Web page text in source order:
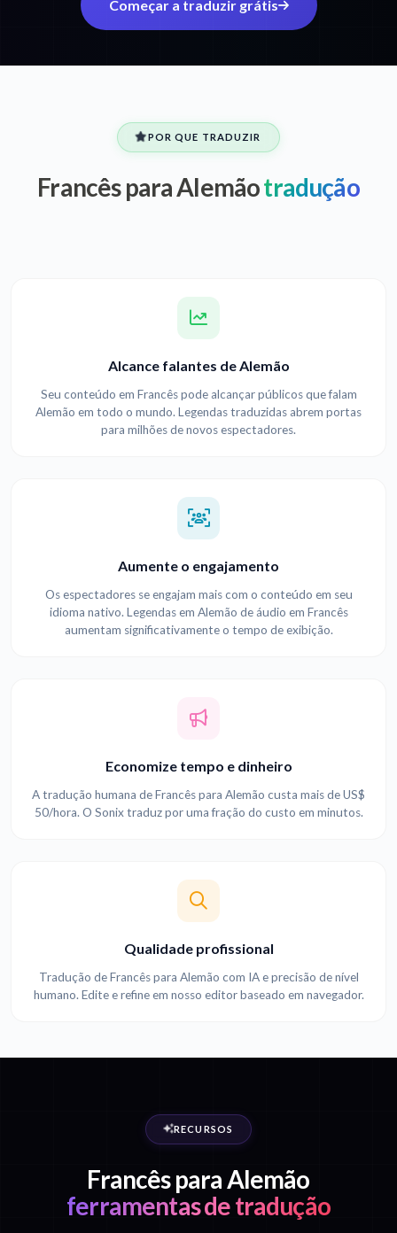
Começar a traduzir grátis
POR QUE TRADUZIR
Francês para Alemãotradução
Alcance falantes de Alemão
Seu conteúdo em Francês pode alcançar públicos que falam
Alemão em todo o mundo. Legendas traduzidas abrem portas
para milhões de novos espectadores.
Aumente o engajamento
Os espectadores se engajam mais com o conteúdo em seu
idioma nativo. Legendas em Alemão de áudio em Francês
aumentam significativamente o tempo de exibição.
Economize tempo e dinheiro
A tradução humana de Francês para Alemão custa mais de US$
50/hora. O Sonix traduz por uma fração do custo em minutos.
Qualidade profissional
Tradução de Francês para Alemão com IA e precisão de nível
humano. Edite e refine em nosso editor baseado em navegador.
RECURSOS
Francês para Alemão
ferramentas de tradução